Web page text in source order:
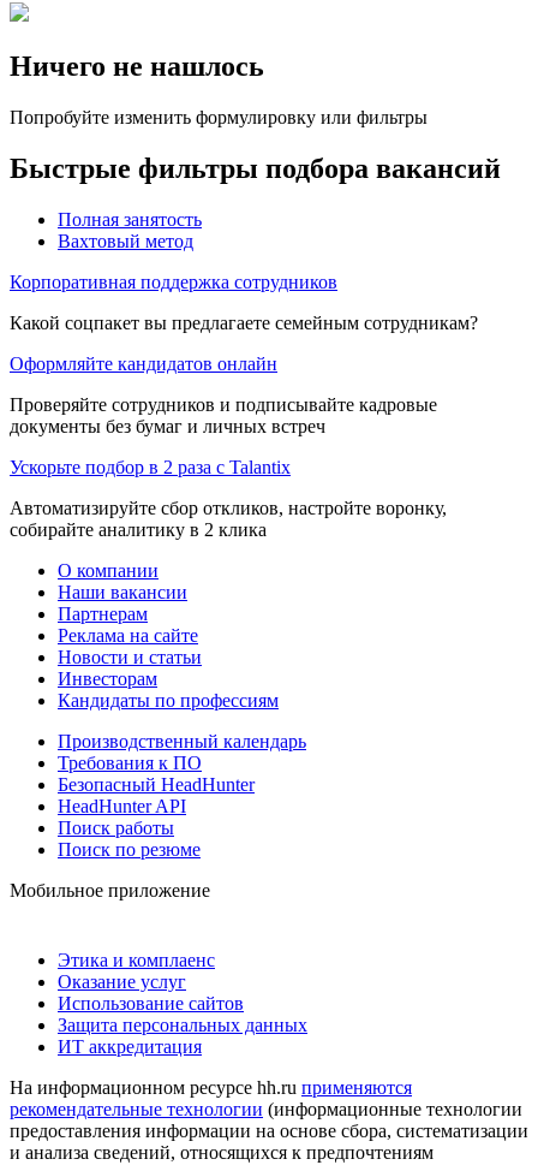
Ничего не нашлось
Попробуйте изменить формулировку или фильтры
Быстрые фильтры подбора вакансий
Полная занятость
Вахтовый метод
Корпоративная поддержка сотрудников
Какой соцпакет вы предлагаете семейным сотрудникам?
Оформляйте кандидатов онлайн
Проверяйте сотрудников и подписывайте кадровые
документы без бумаг и личных встреч
Ускорьте подбор в 2 раза с Talantix
Автоматизируйте сбор откликов, настройте воронку,
собирайте аналитику в 2 клика
О компании
Наши вакансии
Партнерам
Реклама на сайте
Новости и статьи
Инвесторам
Кандидаты по профессиям
Производственный календарь
Требования к ПО
Безопасный HeadHunter
HeadHunter API
Поиск работы
Поиск по резюме
Мобильное приложение
Этика и комплаенс
Оказание услуг
Использование сайтов
Защита персональных данных
ИТ аккредитация
На информационном ресурсе hh.ru применяются
рекомендательные технологии (информационные технологии
предоставления информации на основе сбора, систематизации
и анализа сведений, относящихся к предпочтениям